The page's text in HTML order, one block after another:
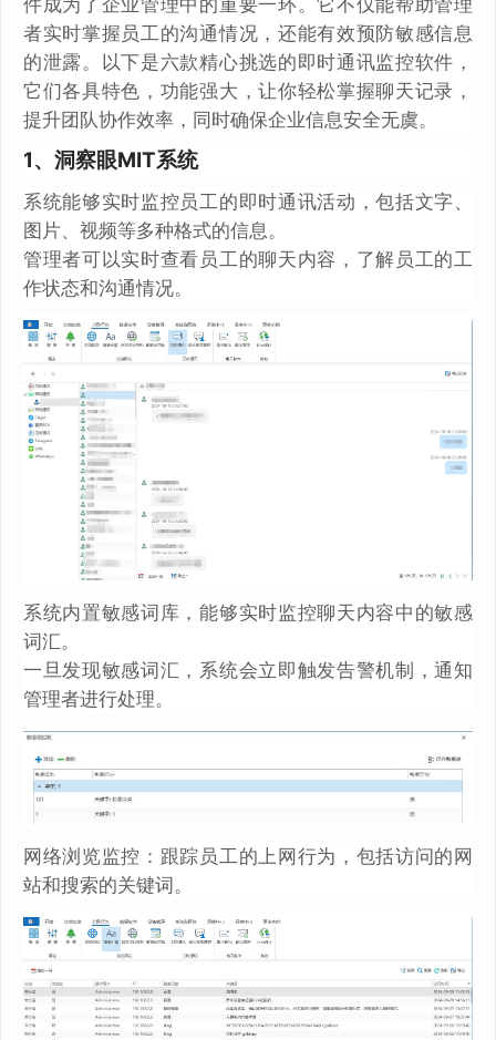
者实时掌握员工的沟通情况，还能有效预防敏感信息
的泄露。以下是六款精心挑选的即时通讯监控软件，
它们各具特色，功能强大，让你轻松掌握聊天记录，
提升团队协作效率，同时确保企业信息安全无虞。
1、洞察眼MIT系统
系统能够实时监控员工的即时通讯活动，包括文字、
图片、视频等多种格式的信息。
管理者可以实时查看员工的聊天内容，了解员工的工
作状态和沟通情况。
系统内置敏感词库，能够实时监控聊天内容中的敏感
词汇。
一旦发现敏感词汇，系统会立即触发告警机制，通知
管理者进行处理。
网络浏览监控：跟踪员工的上网行为，包括访问的网
站和搜索的关键词。